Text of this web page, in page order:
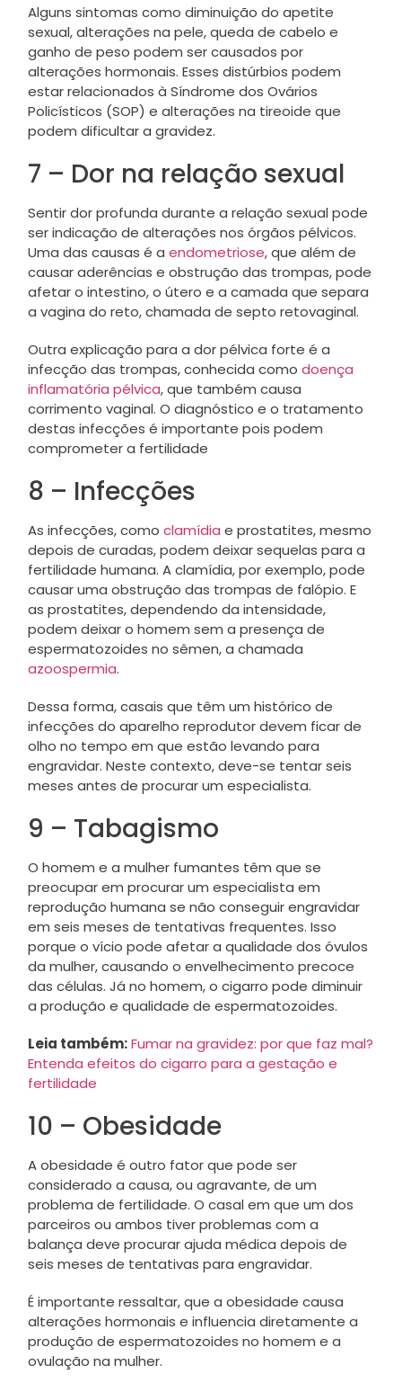
Alguns sintomas como diminuição do apetite
sexual, alterações na pele, queda de cabelo e
ganho de peso podem ser causados por
alterações hormonais. Esses distúrbios podem
estar relacionados à Síndrome dos Ovários
Policísticos (SOP) e alterações na tireoide que
podem dificultar a gravidez.
7 – Dor na relação sexual
Sentir dor profunda durante a relação sexual pode
ser indicação de alterações nos órgãos pélvicos.
Uma das causas é a endometriose, que além de
causar aderências e obstrução das trompas, pode
afetar o intestino, o útero e a camada que separa
a vagina do reto, chamada de septo retovaginal.
Outra explicação para a dor pélvica forte é a
infecção das trompas, conhecida como doença
inflamatória pélvica, que também causa
corrimento vaginal. O diagnóstico e o tratamento
destas infecções é importante pois podem
comprometer a fertilidade
8 – Infecções
As infecções, como clamídia e prostatites, mesmo
depois de curadas, podem deixar sequelas para a
fertilidade humana. A clamídia, por exemplo, pode
causar uma obstrução das trompas de falópio. E
as prostatites, dependendo da intensidade,
podem deixar o homem sem a presença de
espermatozoides no sêmen, a chamada
azoospermia.
Dessa forma, casais que têm um histórico de
infecções do aparelho reprodutor devem ficar de
olho no tempo em que estão levando para
engravidar. Neste contexto, deve-se tentar seis
meses antes de procurar um especialista.
9 – Tabagismo
O homem e a mulher fumantes têm que se
preocupar em procurar um especialista em
reprodução humana se não conseguir engravidar
em seis meses de tentativas frequentes. Isso
porque o vício pode afetar a qualidade dos óvulos
da mulher, causando o envelhecimento precoce
das células. Já no homem, o cigarro pode diminuir
a produção e qualidade de espermatozoides.
Leia também: Fumar na gravidez: por que faz mal?
Entenda efeitos do cigarro para a gestação e
fertilidade
10 – Obesidade
A obesidade é outro fator que pode ser
considerado a causa, ou agravante, de um
problema de fertilidade. O casal em que um dos
parceiros ou ambos tiver problemas com a
balança deve procurar ajuda médica depois de
seis meses de tentativas para engravidar.
É importante ressaltar, que a obesidade causa
alterações hormonais e influencia diretamente a
produção de espermatozoides no homem e a
ovulação na mulher.